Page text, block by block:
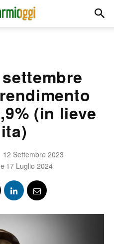
(in lieve
12 Settembre 2023
17 Luglio 2024